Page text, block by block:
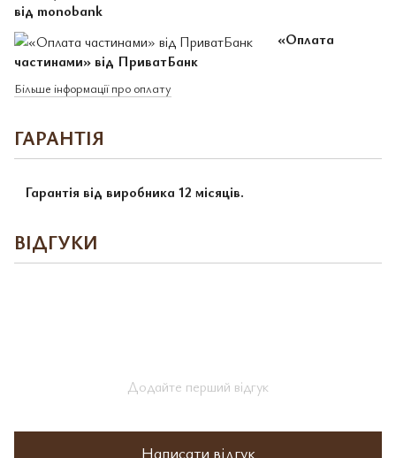
від monobank
«Оплата
частинами» від ПриватБанк
Більше інформації про оплату
ГАРАНТІЯ
Гарантія від виробника 12 місяців.
ВІДГУКИ
Додайте перший відгук
Написати відгук